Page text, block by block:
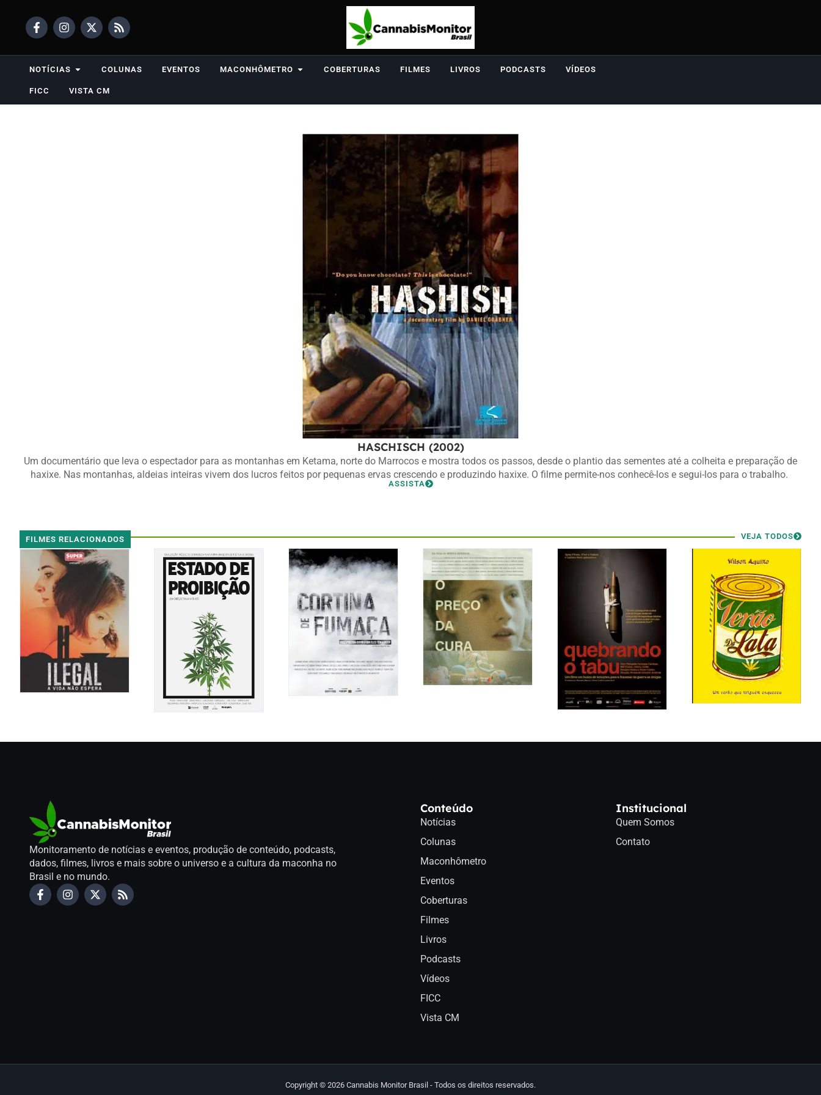
NOTÍCIAS COLUNAS EVENTOS MACONHÔMETRO COBERTURAS FILMES LIVROS PODCASTS VÍDEOS
FICC VISTA CM
HASCHISCH (2002)
Um documentário que leva o espectador para as montanhas em Ketama, norte do Marrocos e mostra todos os passos, desde o plantio das sementes até a colheita e preparação de
haxixe. Nas montanhas, aldeias inteiras vivem dos lucros feitos por pequenas ervas crescendo e produzindo haxixe. O filme permite-nos conhecê-los e segui-los para o trabalho.
ASSISTA
FILMES RELACIONADOS VEJA TODOS
Monitoramento de notícias e eventos, produção de conteúdo, podcasts,
dados, filmes, livros e mais sobre o universo e a cultura da maconha no
Brasil e no mundo.
Conteúdo
Notícias
Colunas
Maconhômetro
Eventos
Coberturas
Filmes
Livros
Podcasts
Vídeos
FICC
Vista CM
Institucional
Quem Somos
Contato
Copyright © 2026 Cannabis Monitor Brasil - Todos os direitos reservados.